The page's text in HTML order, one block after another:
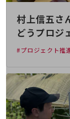
ネットワーク・モ
クラウド・データ
5G
IoT
AI
村上信五さ
どうプロジ
#プロジェクト推